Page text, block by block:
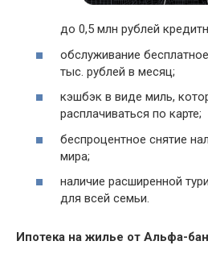
до 0,5 млн рублей
обслуживание
тыс. рублей в месяц;
кэшбэк в виде миль,
расплачиваться по карте;
беспроцентное снятие
мира;
наличие расширенной
для всей семьи.
Ипотека на жилье от Альфа-